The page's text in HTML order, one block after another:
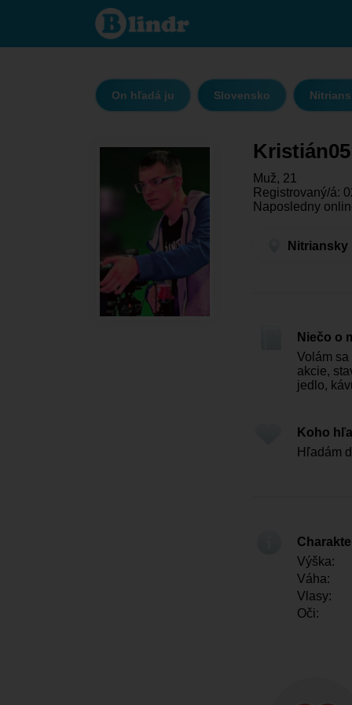
Kristián05
- On
hľadá ju
On hľadá ju Slovensko
Kristián05
Muž, 21
Registrovaný/á:
Naposledny
Nitriansky
Niečo o
Volám
akcie,
jedlo,
Koho
Hľadám
Výška:
Váha:
Vlasy:
Oči: